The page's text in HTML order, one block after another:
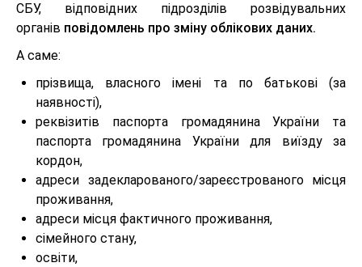
СБУ, відповідних підрозділів розвідувальних
органів повідомлень про зміну облікових даних.
А саме:
прізвища, власного імені та по батькові (за
наявності),
реквізитів паспорта громадянина України та
паспорта громадянина України для виїзду за
кордон,
адреси задекларованого/зареєстрованого місця
проживання,
адреси місця фактичного проживання,
сімейного стану,
освіти,